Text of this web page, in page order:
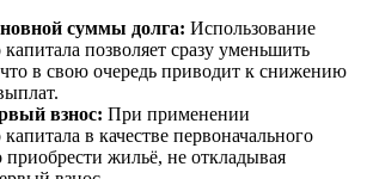
суммы долга: Использование
позволяет сразу уменьшить
в свою очередь приводит к снижению
взнос: При применении
в качестве первоначального
жильё, не откладывая